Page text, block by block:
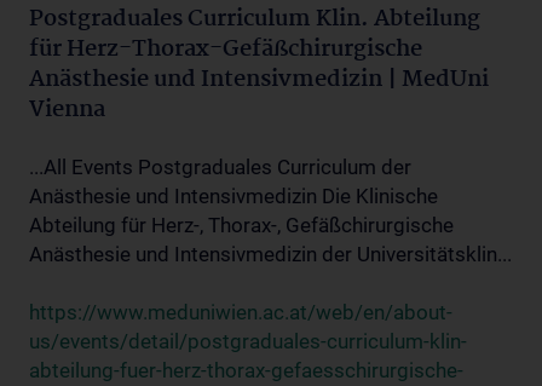
Postgraduales Curriculum Klin. Abteilung
für Herz-Thorax-Gefäßchirurgische
Anästhesie und Intensivmedizin | MedUni
Vienna
...All Events Postgraduales Curriculum der
Anästhesie und Intensivmedizin Die Klinische
Abteilung für Herz-, Thorax-, Gefäßchirurgische
Anästhesie und Intensivmedizin der Universitätsklin...
https://www.meduniwien.ac.at/web/en/about-
us/events/detail/postgraduales-curriculum-klin-
abteilung-fuer-herz-thorax-gefaesschirurgische-